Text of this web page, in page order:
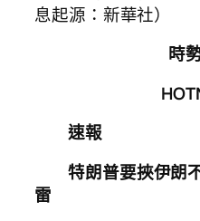
息起源：新華社）
時
速報
特朗普要挾伊朗
雷